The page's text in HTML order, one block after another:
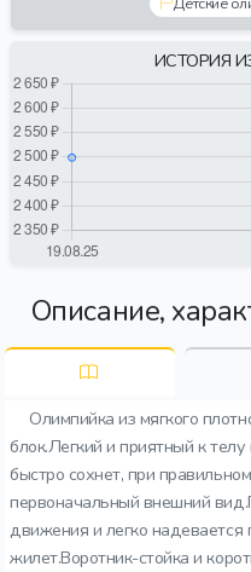
ИСТОРИЯ
Описание,
Олимпийка из мягкого
блок.Легкий и приятный к
быстро сохнет, при
первоначальный внешний
движения и легко надевается
жилет.Воротник-стойка и